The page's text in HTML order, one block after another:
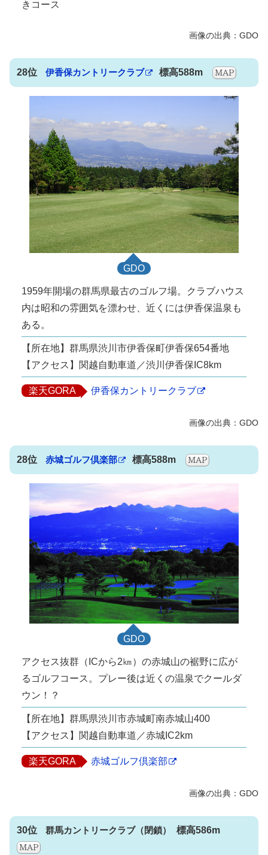
きコース
28位 伊香保カントリークラブ 標高588m
GDO
1959年開場の群馬県最古のゴルフ場。クラブハウス
内は昭和の雰囲気を漂わせ、近くには伊香保温泉も
ある。
【所在地】群馬県渋川市伊香保町伊香保654番地
【アクセス】関越自動車道／渋川伊香保IC8km
楽天GORA 伊香保カントリークラブ
28位 赤城ゴルフ倶楽部 標高588m
GDO
アクセス抜群（ICから2㎞）の赤城山の裾野に広が
るゴルフコース。プレー後は近くの温泉でクールダ
ウン！？
【所在地】群馬県渋川市赤城町南赤城山400
【アクセス】関越自動車道／赤城IC2km
楽天GORA 赤城ゴルフ倶楽部
30位 群馬カントリークラブ 標高586m